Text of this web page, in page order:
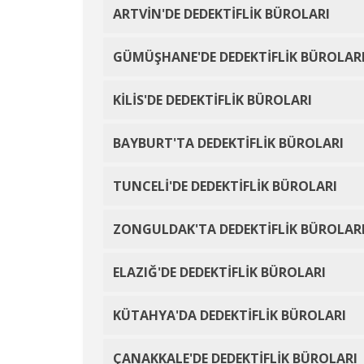
ARTVİN'DE DEDEKTİFLİK BÜROLARI
GÜMÜŞHANE'DE DEDEKTİFLİK BÜROLARI
KİLİS'DE DEDEKTİFLİK BÜROLARI
BAYBURT'TA DEDEKTİFLİK BÜROLARI
TUNCELİ'DE DEDEKTİFLİK BÜROLARI
ZONGULDAK'TA DEDEKTİFLİK BÜROLARI
ELAZIĞ'DE DEDEKTİFLİK BÜROLARI
KÜTAHYA'DA DEDEKTİFLİK BÜROLARI
ÇANAKKALE'DE DEDEKTİFLİK BÜROLARI